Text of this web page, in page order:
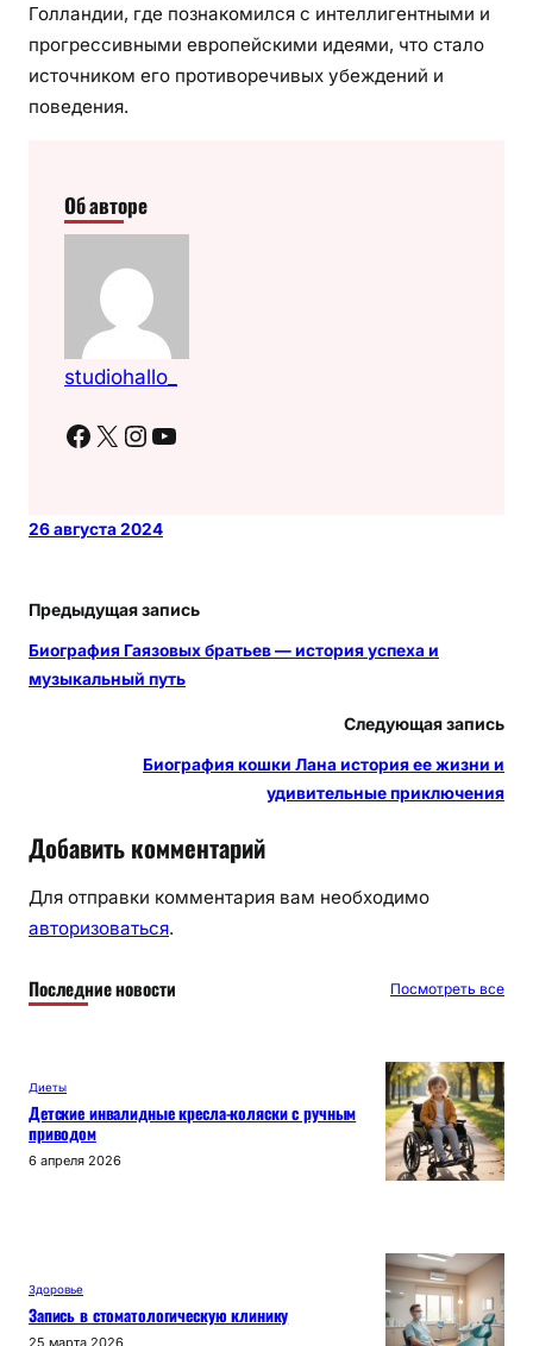
Голландии, где познакомился с интеллигентными и
прогрессивными европейскими идеями, что стало
источником его противоречивых убеждений и
поведения.
Об авторе
studiohallo_
Facebook X Instagram YouTube
26 августа 2024
Предыдущая запись
Биография Гаязовых братьев — история успеха и
музыкальный путь
Следующая запись
Биография кошки Лана история ее жизни и
удивительные приключения
Добавить комментарий
Для отправки комментария вам необходимо
авторизоваться.
Последние новости Посмотреть все
Диеты
Детские инвалидные кресла-коляски с ручным
приводом
6 апреля 2026
Здоровье
Запись в стоматологическую клинику
25 марта 2026